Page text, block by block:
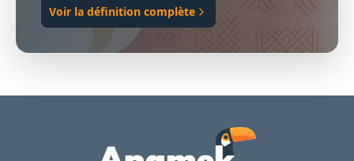
Voir la définition complète